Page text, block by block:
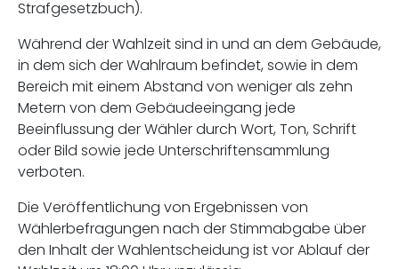
Strafgesetzbuch).
Während der Wahlzeit sind in und an dem Gebäude,
in dem sich der Wahlraum befindet, sowie in dem
Bereich mit einem Abstand von weniger als zehn
Metern von dem Gebäudeeingang jede
Beeinflussung der Wähler durch Wort, Ton, Schrift
oder Bild sowie jede Unterschriftensammlung
verboten.
Die Veröffentlichung von Ergebnissen von
Wählerbefragungen nach der Stimmabgabe über
den Inhalt der Wahlentscheidung ist vor Ablauf der